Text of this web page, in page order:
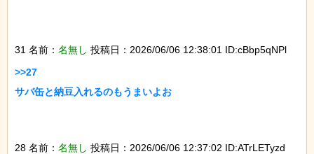
31 名前： 名無し 投稿日：2026/06/06 12:38:01 ID:cBbp5qNPl
>>27
サバ缶と納豆入れるのもうまいよお
28 名前： 名無し 投稿日：2026/06/06 12:37:02 ID:ATrLETyzd